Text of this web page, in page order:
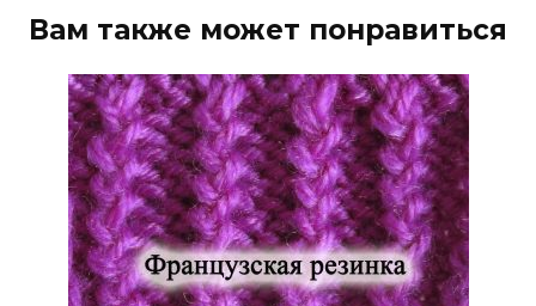
Вам также может понравиться